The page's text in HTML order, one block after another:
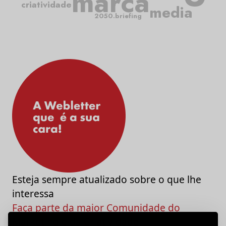
criatividade media
2050.briefing
Esteja sempre atualizado sobre o que lhe
interessa
Faça parte da maior Comunidade do